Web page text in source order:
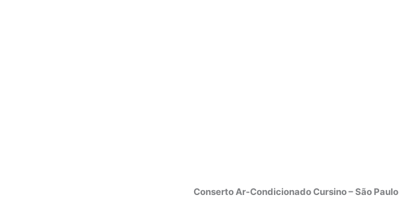
Conserto Ar-Condicionado Cursino – São Paulo